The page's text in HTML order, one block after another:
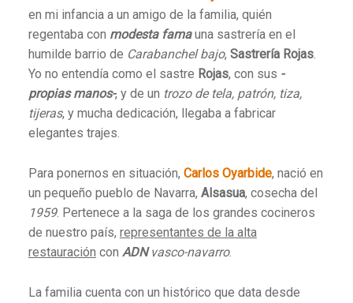
en mi infancia a un amigo de la familia, quién
regentaba con modesta famauna sastrería en el
humilde barrio de Carabanchel bajo, Sastrería Rojas.
Yo no entendía como el sastre Rojas, con sus -
propias manos-, y de un trozo de tela, patrón, tiza,
tijeras, y mucha dedicación, llegaba a fabricar
elegantes trajes.
Para ponernos en situación, Carlos Oyarbide, nació en
un pequeño pueblo de Navarra, Alsasua, cosecha del
1959. Pertenece a la saga de los grandes cocineros
de nuestro país, representantes de la alta
restauración con ADN vasco-navarro.
La familia cuenta con un histórico que data desde